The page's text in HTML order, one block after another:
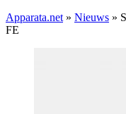
Apparata.net » Nieuws »
FE